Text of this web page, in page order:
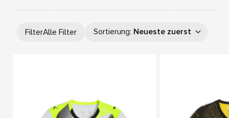
FilterAlle Filter Sortierung: Neueste zuerst